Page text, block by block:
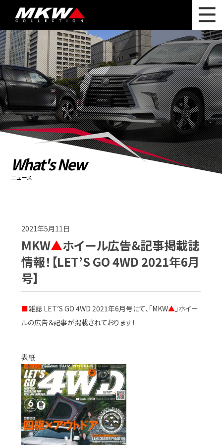
WHAT'S NEW ニュース
WHEEL LINEUP ホイールラインナップ
OTHER PRODUCT 関連製品
PHOTO GALLERY フォトギャラリー
カタログ請求
PRIVACY POLICY 個人情報保護方針
What's New
ニュース
2021年5月11日
MKW▲ホイール広告&記事掲載誌
情報！【LET’S GO 4WD 2021年6月
号】
■雑誌 LET’S GO 4WD 2021年6月号にて、「MKW▲」ホイー
ルの広告＆記事が掲載されております！
表紙